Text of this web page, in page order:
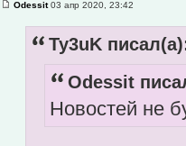
Odessit03 апр 2020, 23:42
Ty3uK
Odessit
Новостей не